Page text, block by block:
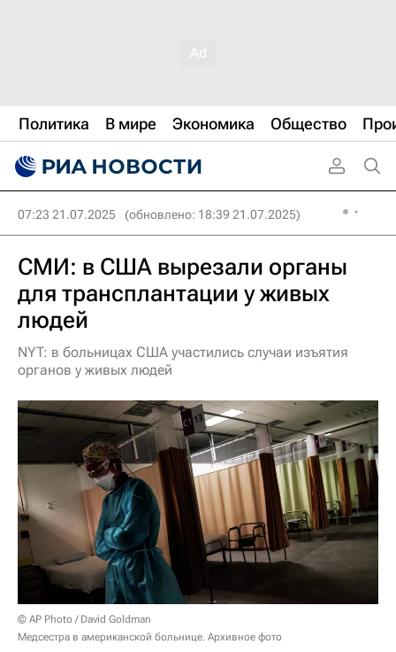
Политика В мире Экономика Общество
07:23 21.07.2025 (обновлено: 18:39 21.07.2025)
СМИ: в США вырезали органы
для трансплантации у живых
людей
NYT: в больницах США участились случаи изъятия
органов у живых людей
© AP Photo / David Goldman
Медсестра в американской больнице. Архивное фото